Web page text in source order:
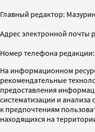
Главный редактор:
Адрес электронной почты
Номер телефона редакции:
На информационном
рекомендательные
предоставления
систематизации и анализа
к предпочтениям
находящихся на